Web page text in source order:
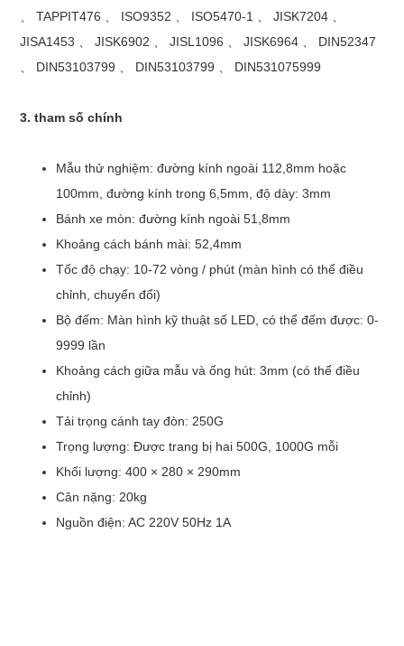
、 TAPPIT476 、 ISO9352 、 ISO5470-1 、 JISK7204 、
JISA1453 、 JISK6902 、 JISL1096 、 JISK6964 、 DIN52347
、 DIN53103799 、 DIN53103799 、 DIN531075999
3. tham số chính
Mẫu thử nghiệm: đường kính ngoài 112,8mm hoặc
100mm, đường kính trong 6,5mm, độ dày: 3mm
Bánh xe mòn: đường kính ngoài 51,8mm
Khoảng cách bánh mài: 52,4mm
Tốc độ chạy: 10-72 vòng / phút (màn hình có thể điều
chỉnh, chuyển đổi)
Bộ đếm: Màn hình kỹ thuật số LED, có thể đếm được: 0-
9999 lần
Khoảng cách giữa mẫu và ống hút: 3mm (có thể điều
chỉnh)
Tải trọng cánh tay đòn: 250G
Trọng lượng: Được trang bị hai 500G, 1000G mỗi
Khối lượng: 400 × 280 × 290mm
Cân nặng: 20kg
Nguồn điện: AC 220V 50Hz 1A